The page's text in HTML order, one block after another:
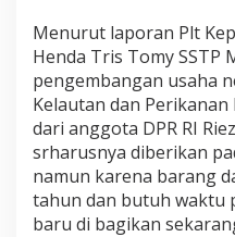
Menurut laporan Plt
Henda Tris Tomy SSTP
pengembangan usaha
Kelautan dan
dari anggota DPR RI
srharusnya diberikan
namun karena barang
tahun dan butuh waktu
baru di bagikan